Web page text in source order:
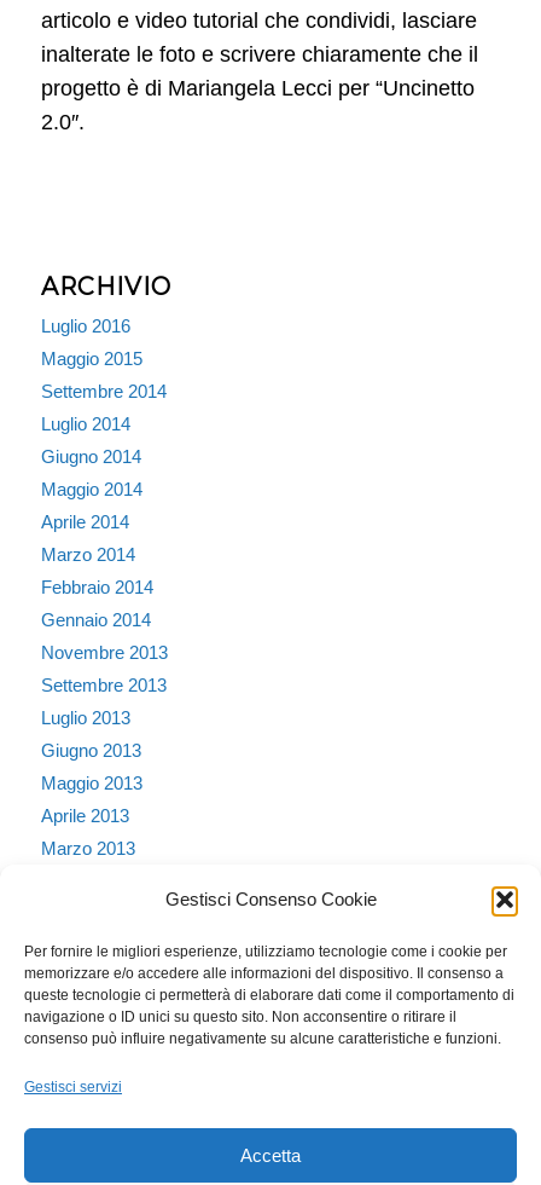
Gestisci Consenso Cookie
Per fornire le migliori esperienze, utilizziamo tecnologie come i cookie per
memorizzare e/o accedere alle informazioni del dispositivo. Il consenso a
queste tecnologie ci permetterà di elaborare dati come il comportamento di
navigazione o ID unici su questo sito. Non acconsentire o ritirare il
consenso può influire negativamente su alcune caratteristiche e funzioni.
Gestisci servizi
Accetta
articolo e video tutorial che condividi, lasciare
inalterate le foto e scrivere chiaramente che il
progetto è di Mariangela Lecci per “Uncinetto
2.0″.
ARCHIVIO
Luglio 2016
Maggio 2015
Settembre 2014
Luglio 2014
Giugno 2014
Maggio 2014
Aprile 2014
Marzo 2014
Febbraio 2014
Gennaio 2014
Novembre 2013
Settembre 2013
Luglio 2013
Giugno 2013
Maggio 2013
Aprile 2013
Marzo 2013
Dicembre 2012
Ottobre 2011
Dicembre 2010
Novembre 2010
Settembre 2010